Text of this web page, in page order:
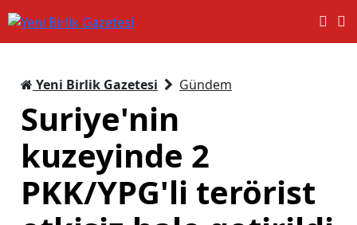
Yeni Birlik Gazetesi Gündem
Suriye'nin
kuzeyinde 2
PKK/YPG'li terörist